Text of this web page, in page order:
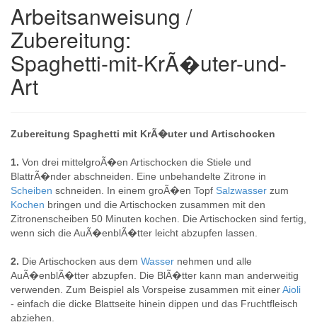
Arbeitsanweisung /
Zubereitung:
Spaghetti-mit-KrÃ�uter-und-
Art
Zubereitung Spaghetti mit KrÃ�uter und Artischocken
1. Von drei mittelgroÃ�en Artischocken die Stiele und
BlattrÃ�nder abschneiden. Eine unbehandelte Zitrone in
Scheiben schneiden. In einem groÃ�en Topf Salzwasser zum
Kochen bringen und die Artischocken zusammen mit den
Zitronenscheiben 50 Minuten kochen. Die Artischocken sind fertig,
wenn sich die AuÃ�enblÃ�tter leicht abzupfen lassen.
2. Die Artischocken aus dem Wasser nehmen und alle
AuÃ�enblÃ�tter abzupfen. Die BlÃ�tter kann man anderweitig
verwenden. Zum Beispiel als Vorspeise zusammen mit einerAioli
- einfach die dicke Blattseite hinein dippen und das Fruchtfleisch
abziehen.